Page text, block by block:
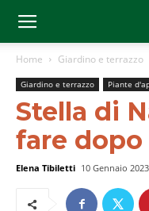
Home Giardino e terrazzo
Giardino e terrazzo Piante
Stella di
fare dopo
Elena Tibiletti 10 Gennaio 2023